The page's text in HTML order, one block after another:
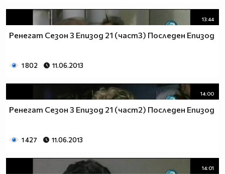
13:44
Ренегат Сезон 3 Епизод 21 (част3) Последен Епизод
1 802 11.06.2013
14:00
Ренегат Сезон 3 Епизод 21 (част2) Последен Епизод
1 427 11.06.2013
14:01